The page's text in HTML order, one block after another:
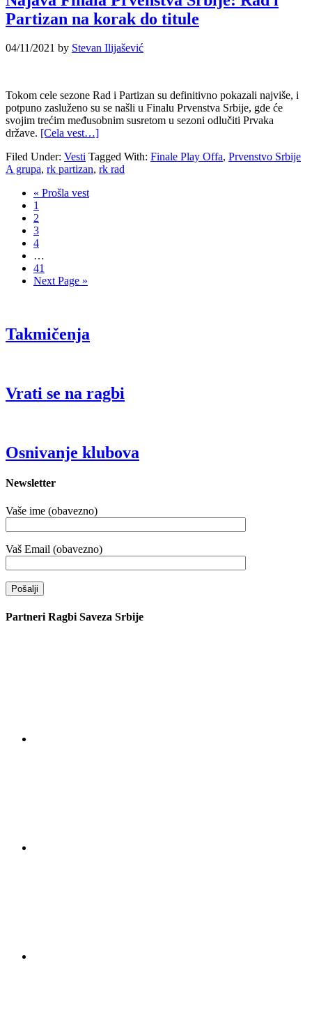
Partizan na korak do titule
04/11/2021 by Stevan Ilijašević
Tokom cele sezone Rad i Partizan su definitivno pokazali najviše, i
potpuno zasluženo su se našli u Finalu Prvenstva Srbije, gde će
svojim trećim međusobnim susretom u sezoni odlučiti Prvaka
države. [Cela vest…]
Filed Under: Vesti Tagged With: Finale Play Offa, Prvenstvo Srbije
A grupa, rk partizan, rk rad
« Prošla vest
1
2
3
4
…
41
Next Page »
Takmičenja
Vrati se na ragbi
Osnivanje klubova
Newsletter
Vaše ime (obavezno)
Vaš Email (obavezno)
Partneri Ragbi Saveza Srbije